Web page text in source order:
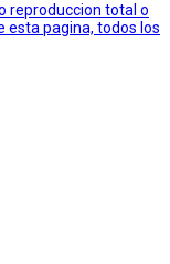
reproduccion total o
esta pagina, todos los